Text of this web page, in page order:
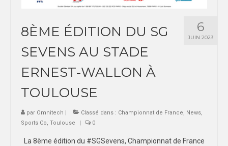
6
JUIN 2023
8ÈME ÉDITION DU SG
SEVENS AU STADE
ERNEST-WALLON À
TOULOUSE
par Omnitech | Classé dans : Championnat de France News
Sports Co Toulouse | 0
La 8ème édition du #SGSevens, Championnat de France